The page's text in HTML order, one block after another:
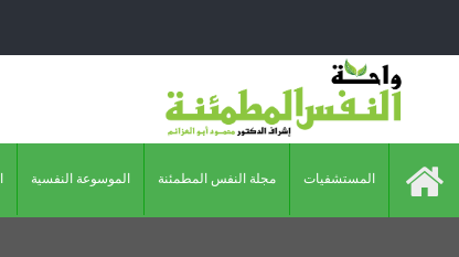
المستشفيات مجلة النفس المطمئنة الموسوعة النفسية